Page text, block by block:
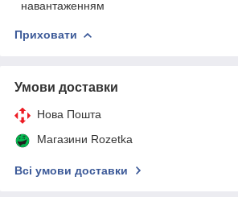
навантаженням
Приховати
Умови доставки
Нова Пошта
Магазини Rozetka
Всі умови доставки